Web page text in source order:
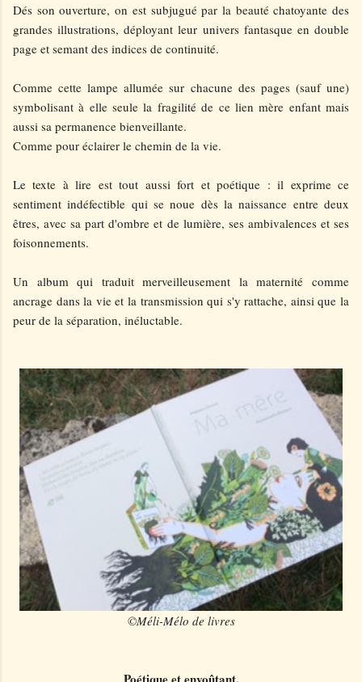
Dés son ouverture, on est subjugué par la beauté chatoyante des
grandes illustrations, déployant leur univers fantasque en double
page et semant des indices de continuité.
Comme cette lampe allumée sur chacune des pages (sauf une)
symbolisant à elle seule la fragilité de ce lien mère enfant mais
aussi sa permanence bienveillante.
Comme pour éclairer le chemin de la vie.
Le texte à lire est tout aussi fort et poétique : il exprime ce
sentiment indéfectible qui se noue dès la naissance entre deux
êtres, avec sa part d'ombre et de lumière, ses ambivalences et ses
foisonnements.
Un album qui traduit merveilleusement la maternité comme
ancrage dans la vie et la transmission qui s'y rattache, ainsi que la
peur de la séparation, inéluctable.
©Méli-Mélo de livres
Poétique et envoûtant.